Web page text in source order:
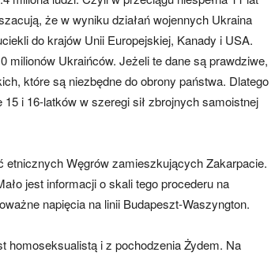
że w wyniku działań wojennych Ukraina
do krajów Unii Europejskiej, Kanady i USA.
milionów Ukraińców. Jeżeli te dane są prawdziwe,
które są niezbędne do obrony państwa. Dlatego
i 16-latków w szeregi sił zbrojnych samoistnej
etnicznych Węgrów zamieszkujących Zakarpacie.
jest informacji o skali tego procederu na
napięcia na linii Budapeszt-Waszyngton.
homoseksualistą i z pochodzenia Żydem. Na